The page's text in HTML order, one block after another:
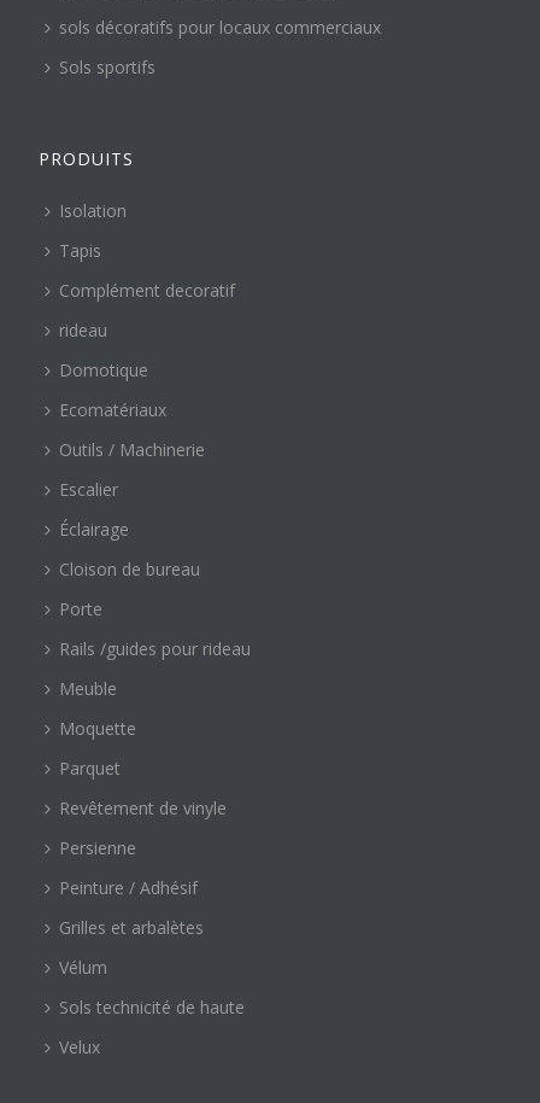
sols décoratifs pour locaux commerciaux
Sols sportifs
PRODUITS
Isolation
Tapis
Complément decoratif
rideau
Domotique
Ecomatériaux
Outils / Machinerie
Escalier
Éclairage
Cloison de bureau
Porte
Rails /guides pour rideau
Meuble
Moquette
Parquet
Revêtement de vinyle
Persienne
Peinture / Adhésif
Grilles et arbalètes
Vélum
Sols technicité de haute
Velux